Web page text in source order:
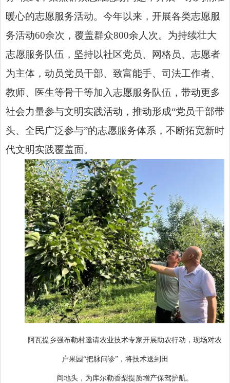
暖心的志愿服务活动。今年以来，开展各类志愿服
务活动60余次，覆盖群众800余人次。为持续壮大
志愿服务队伍，坚持以社区党员、网格员、志愿者
为主体，动员党员干部、致富能手、司法工作者、
教师、医生等骨干等加入志愿服务队伍，带动更多
社会力量参与文明实践活动，推动形成“党员干部带
头、全民广泛参与”的志愿服务体系，不断拓宽新时
代文明实践覆盖面。
阿瓦提乡强布勒村邀请农业技术专家开展助农行动，现场对农
户果园“把脉问诊”，将技术送到田
间地头，为库尔勒香梨提质增产保驾护航。